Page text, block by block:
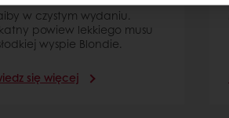
w czystym wydaniu.
powiew lekkiego musu
wyspie Blondie.
się więcej